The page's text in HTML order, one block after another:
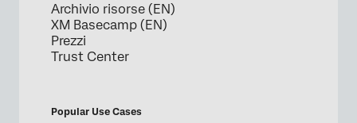
Archivio risorse (EN)
XM Basecamp (EN)
Prezzi
Trust Center
Popular Use Cases